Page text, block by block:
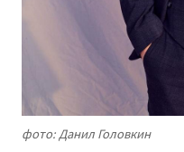
фото: Данил Головкин